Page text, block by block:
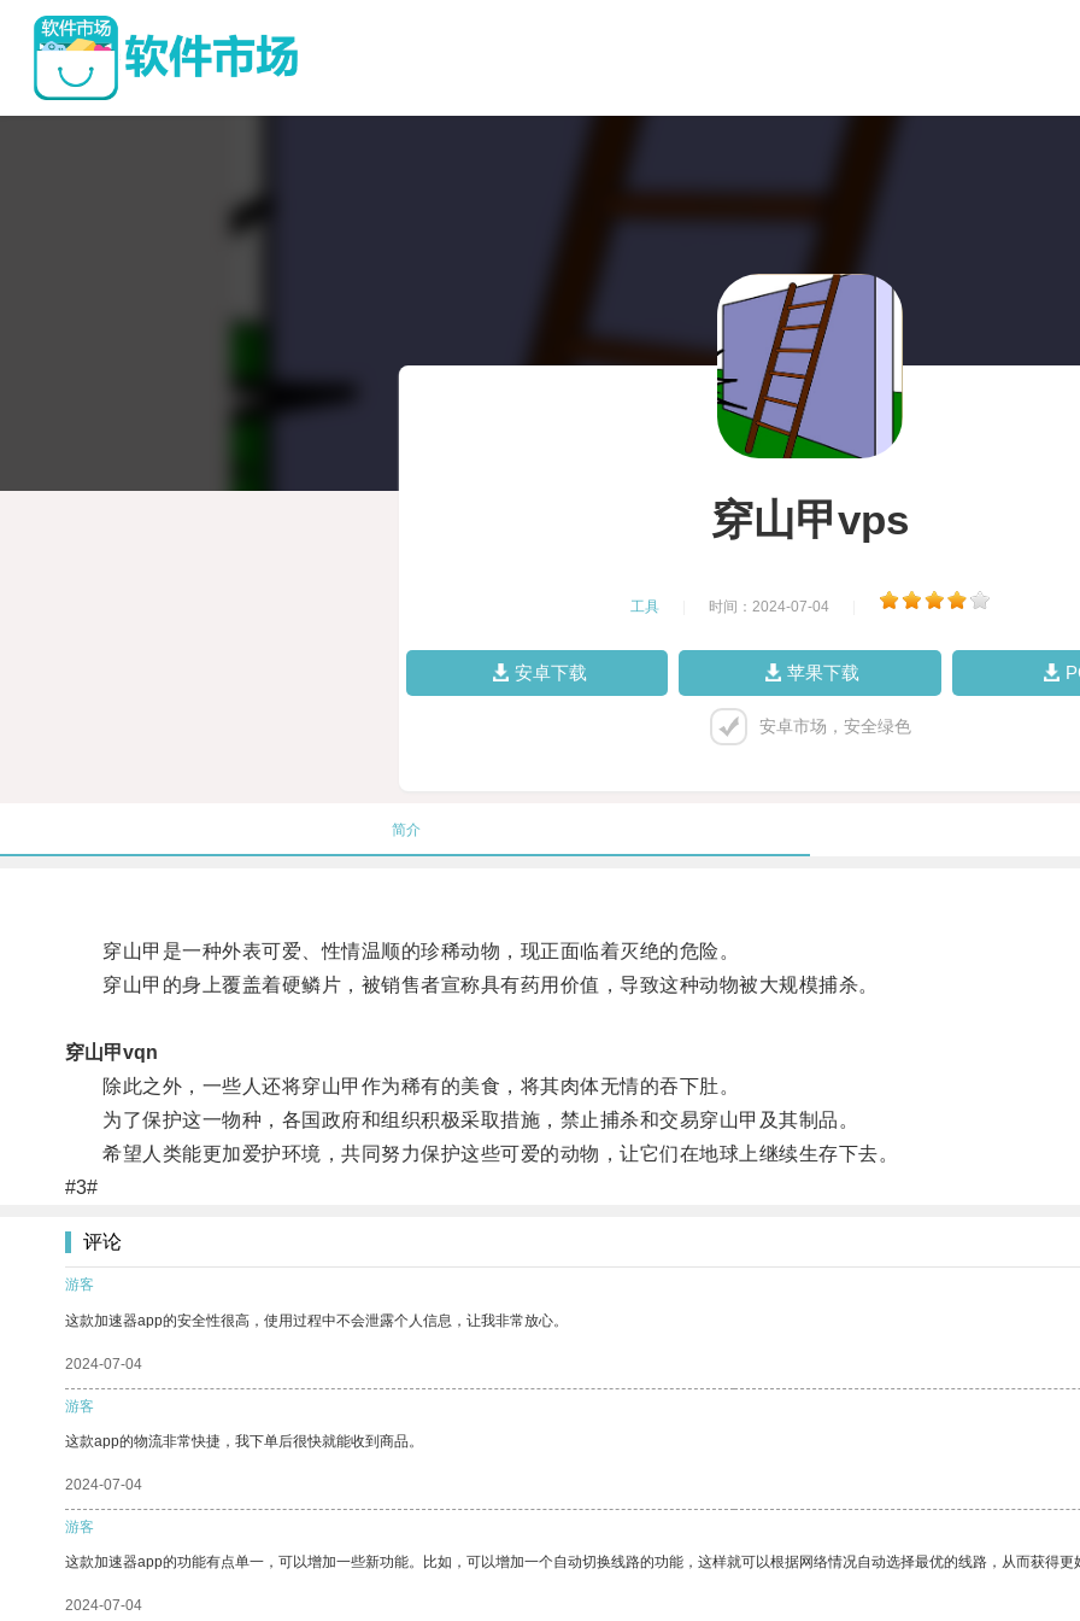
穿山甲vps
工具 时间：2024-07-04
安卓下载 苹果下载
安卓市场，安全绿色
简介
穿山甲是一种外表可爱、性情温顺的珍稀动物，现正面临着灭绝的危险。
穿山甲的身上覆盖着硬鳞片，被销售者宣称具有药用价值，导致这种动物被大规模捕杀。
穿山甲vqn
除此之外，一些人还将穿山甲作为稀有的美食，将其肉体无情的吞下肚。
为了保护这一物种，各国政府和组织积极采取措施，禁止捕杀和交易穿山甲及其制品。
希望人类能更加爱护环境，共同努力保护这些可爱的动物，让它们在地球上继续生存下去。
#3#
评论
游客
这款加速器app的安全性很高，使用过程中不会泄露个人信息，让我非常放心。
2024-07-04
游客
这款app的物流非常快捷，我下单后很快就能收到商品。
2024-07-04
游客
这款加速器app的功能有点单一，可以增加一些新功能。比如，可以增加一个自动切换线路的功能，这样就可以根据网络情况自动选择最优的线路，从而获得更
2024-07-04